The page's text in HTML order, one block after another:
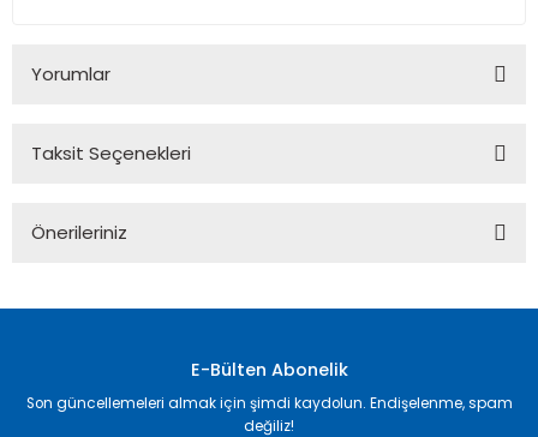
Yorumlar
Taksit Seçenekleri
Önerileriniz
Görüş ve önerileriniz için teşekkür ederiz.
Ürün resmi kalitesiz, bozuk veya görüntülenemiyor.
E-Bülten Abonelik
Son güncellemeleri almak için şimdi kaydolun. Endişelenme, spam
değiliz!